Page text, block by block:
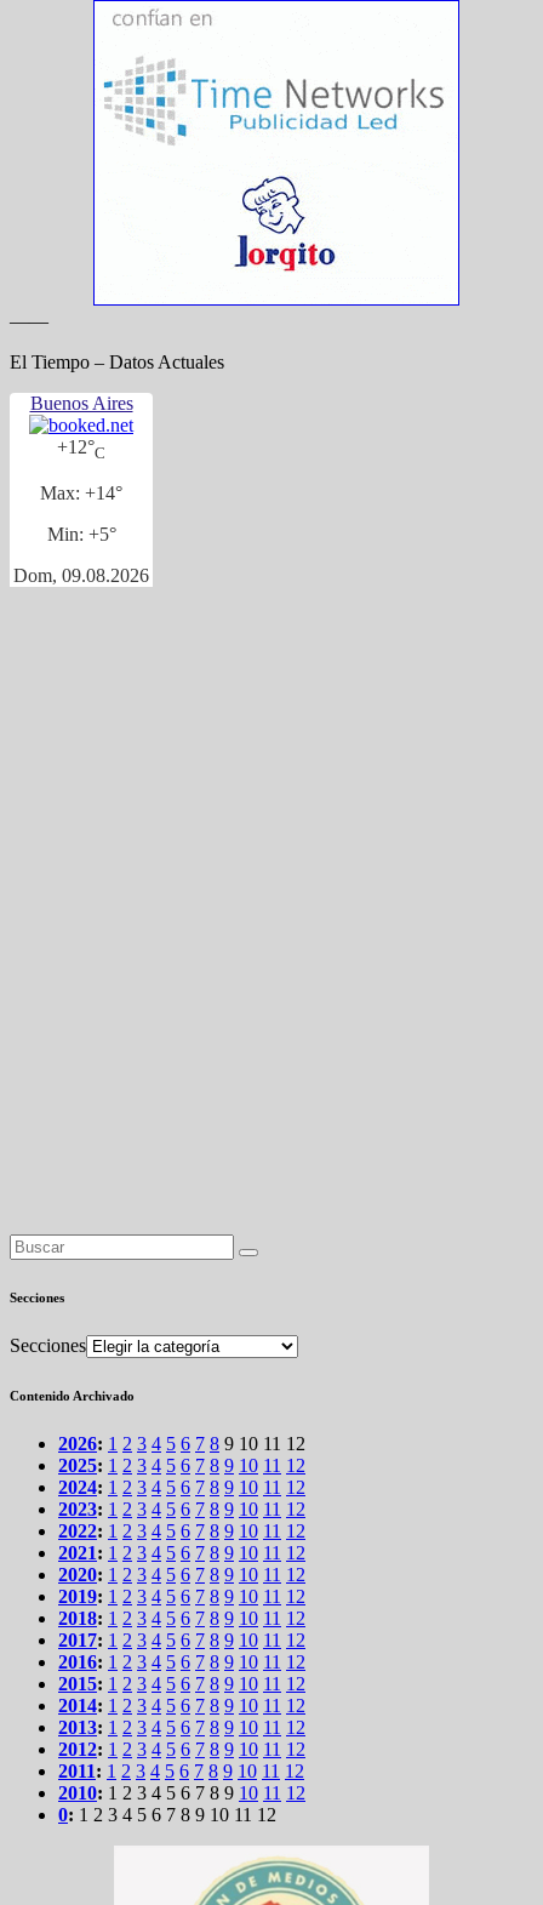
——
El Tiempo – Datos Actuales
Buenos Aires
+12°C
Max: +14°
Min: +5°
Dom, 09.08.2026
Secciones
Secciones
Contenido Archivado
2026: 1 2 3 4 5 6 7 8 9 10 11 12
2025: 1 2 3 4 5 6 7 8 9 10 11 12
2024: 1 2 3 4 5 6 7 8 9 10 11 12
2023: 1 2 3 4 5 6 7 8 9 10 11 12
2022: 1 2 3 4 5 6 7 8 9 10 11 12
2021: 1 2 3 4 5 6 7 8 9 10 11 12
2020: 1 2 3 4 5 6 7 8 9 10 11 12
2019: 1 2 3 4 5 6 7 8 9 10 11 12
2018: 1 2 3 4 5 6 7 8 9 10 11 12
2017: 1 2 3 4 5 6 7 8 9 10 11 12
2016: 1 2 3 4 5 6 7 8 9 10 11 12
2015: 1 2 3 4 5 6 7 8 9 10 11 12
2014: 1 2 3 4 5 6 7 8 9 10 11 12
2013: 1 2 3 4 5 6 7 8 9 10 11 12
2012: 1 2 3 4 5 6 7 8 9 10 11 12
2011: 1 2 3 4 5 6 7 8 9 10 11 12
2010: 1 2 3 4 5 6 7 8 9 10 11 12
0: 1 2 3 4 5 6 7 8 9 10 11 12